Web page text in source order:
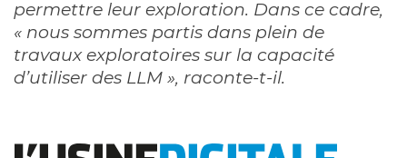
permettre leur exploration. Dans ce cadre,
« nous sommes partis dans plein de
travaux exploratoires sur la capacité
d’utiliser des LLM », raconte-t-il.